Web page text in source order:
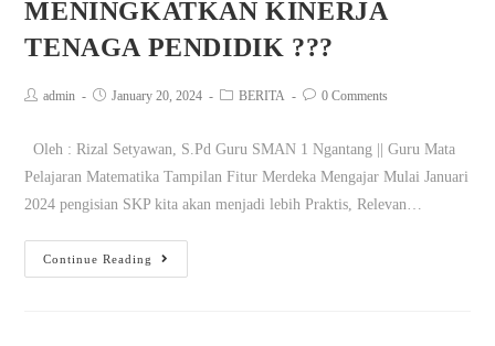
MENINGKATKAN KINERJA
TENAGA PENDIDIK ???
admin January 20, 2024 BERITA 0 Comments
Oleh : Rizal Setyawan, S.Pd Guru SMAN 1 Ngantang || Guru Mata
Pelajaran Matematika Tampilan Fitur Merdeka Mengajar Mulai Januari
2024 pengisian SKP kita akan menjadi lebih Praktis, Relevan…
Continue Reading